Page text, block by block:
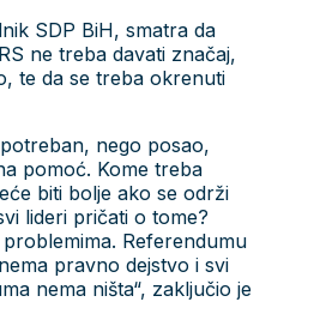
SDP BiH, smatra da
ne treba davati značaj,
te da se treba okrenuti
nego posao,
pomoć. Kome treba
biti bolje ako se održi
lideri pričati o tome?
Referendumu
pravno dejstvo i svi
nema ništa“, zaključio je